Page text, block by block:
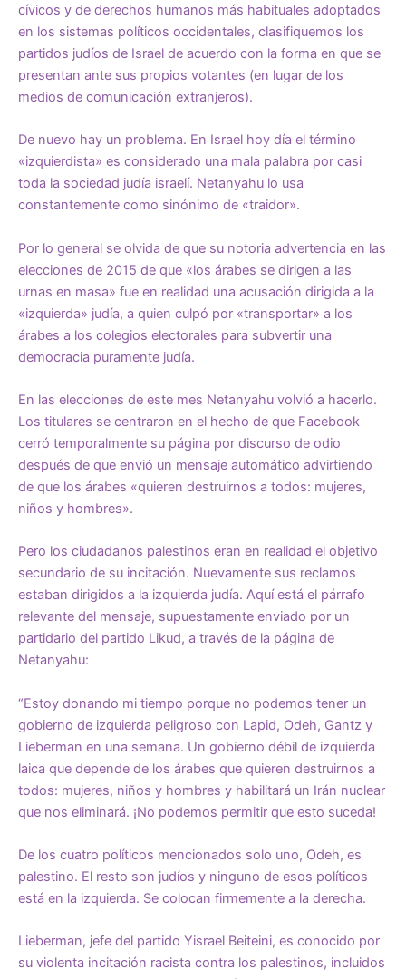
cívicos y de derechos humanos más habituales adoptados
en los sistemas políticos occidentales, clasifiquemos los
partidos judíos de Israel de acuerdo con la forma en que se
presentan ante sus propios votantes (en lugar de los
medios de comunicación extranjeros).
De nuevo hay un problema. En Israel hoy día el término
«izquierdista» es considerado una mala palabra por casi
toda la sociedad judía israelí. Netanyahu lo usa
constantemente como sinónimo de «traidor».
Por lo general se olvida de que su notoria advertencia en las
elecciones de 2015 de que «los árabes se dirigen a las
urnas en masa» fue en realidad una acusación dirigida a la
«izquierda» judía, a quien culpó por «transportar» a los
árabes a los colegios electorales para subvertir una
democracia puramente judía.
En las elecciones de este mes Netanyahu volvió a hacerlo.
Los titulares se centraron en el hecho de que Facebook
cerró temporalmente su página por discurso de odio
después de que envió un mensaje automático advirtiendo
de que los árabes «quieren destruirnos a todos: mujeres,
niños y hombres».
Pero los ciudadanos palestinos eran en realidad el objetivo
secundario de su incitación. Nuevamente sus reclamos
estaban dirigidos a la izquierda judía. Aquí está el párrafo
relevante del mensaje, supuestamente enviado por un
partidario del partido Likud, a través de la página de
Netanyahu:
“Estoy donando mi tiempo porque no podemos tener un
gobierno de izquierda peligroso con Lapid, Odeh, Gantz y
Lieberman en una semana. Un gobierno débil de izquierda
laica que depende de los árabes que quieren destruirnos a
todos: mujeres, niños y hombres y habilitará un Irán nuclear
que nos eliminará. ¡No podemos permitir que esto suceda!
De los cuatro políticos mencionados solo uno, Odeh, es
palestino. El resto son judíos y ninguno de esos políticos
está en la izquierda. Se colocan firmemente a la derecha.
Lieberman, jefe del partido Yisrael Beiteini, es conocido por
su violenta incitación racista contra los palestinos, incluidos